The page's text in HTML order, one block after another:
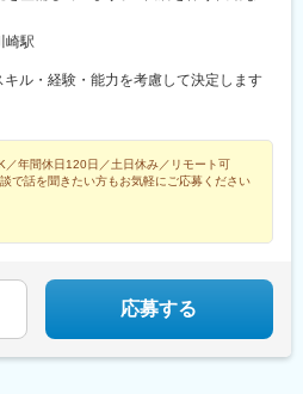
奈川県川崎市川崎区宮本町8-29 アルコー
：あり
崎駅
ル・経験・能力を考慮して決定します
／年間休日120日／土日休み／リモート可
で話を聞きたい方もお気軽にご応募ください
応募する